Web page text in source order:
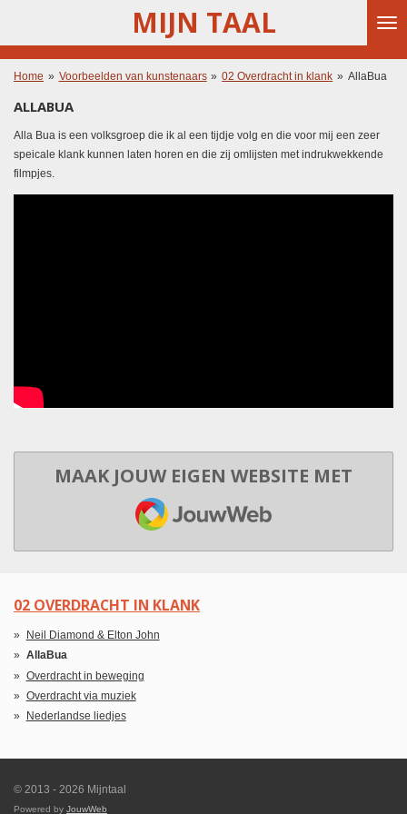
de
MIJN TAAL
Home » Voorbeelden van kunstenaars » 02 Overdracht in klank » AllaBua
ALLABUA
Alla Bua is een volksgroep die ik al een tijdje volg en die voor mij een zeer
speicale klank kunnen laten horen en die zij omlijsten met indrukwekkende
filmpjes.
MAAK JOUW EIGEN WEBSITE MET
JOUWWEB
02 OVERDRACHT IN KLANK
Neil Diamond & Elton John
AllaBua
Overdracht in beweging
Overdracht via muziek
Nederlandse liedjes
© 2013 - 2026 Mijntaal
Powered by JouwWeb